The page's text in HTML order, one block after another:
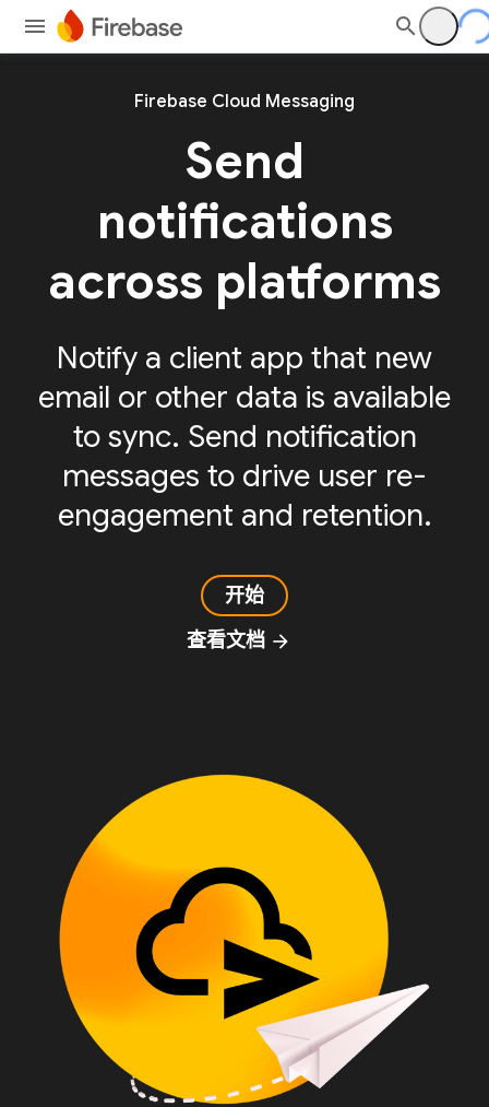
Firebase Cloud Messaging
Send
notifications
across platforms
Notify a client app that new
email or other data is available
to sync. Send notification
messages to drive user re-
engagement and retention.
开始
查看文档 arrow_forward